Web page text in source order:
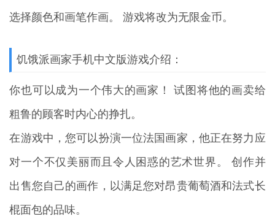
选择颜色和画笔作画。 游戏将改为无限金币。
饥饿派画家手机中文版游戏介绍：
你也可以成为一个伟大的画家！ 试图将他的画卖给
粗鲁的顾客时内心的挣扎。
在游戏中，您可以扮演一位法国画家，他正在努力应
对一个不仅美丽而且令人困惑的艺术世界。 创作并
出售您自己的画作，以满足您对昂贵葡萄酒和法式长
棍面包的品味。